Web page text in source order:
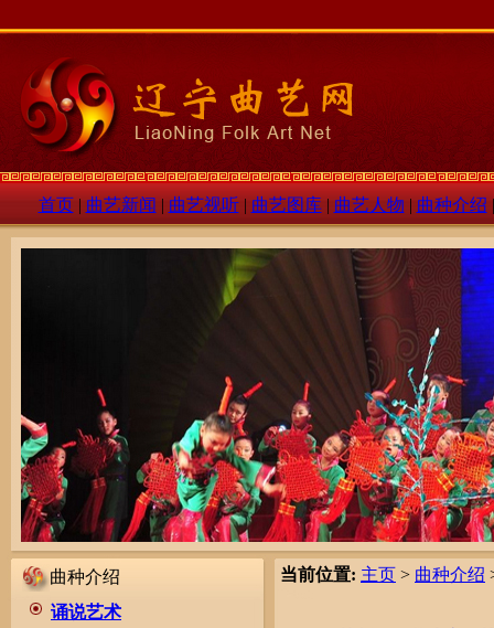
首页| 曲艺新闻 | 曲艺视听| 曲艺图库| 曲艺人物 | 曲种介绍
曲种介绍
诵说艺术
当前位置: 主页 > 曲种介绍